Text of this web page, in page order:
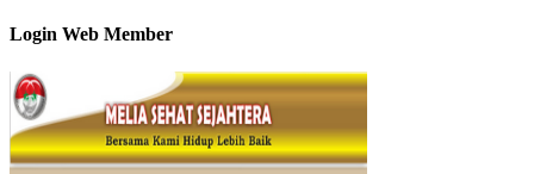
Login Web Member